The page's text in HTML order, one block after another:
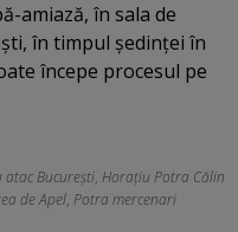
amiază, în sala de
în timpul ședinței în
începe procesul pe
București, Horațiu Potra Călin
de Apel, Potra mercenari